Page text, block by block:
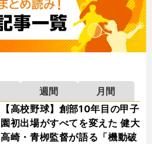
週間
月間
【高校野球】創部10年目の甲子
園初出場がすべてを変えた 健大
高崎・青栁監督が語る「機動破